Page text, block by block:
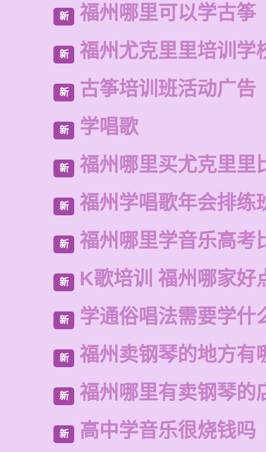
新 福州哪里可以学古筝
新 福州尤克里里培训学
新 古筝培训班活动广告
新 学唱歌
新 福州哪里买尤克里里
新 福州学唱歌年会排练
新 福州哪里学音乐高考
新 K歌培训 福州哪家好
新 学通俗唱法需要学什
新 福州卖钢琴的地方有
新 福州哪里有卖钢琴的
新 高中学音乐很烧钱吗